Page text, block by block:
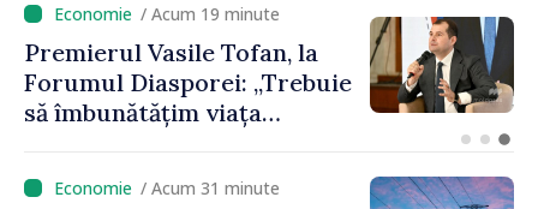
/ Acum 2 minute
Un specialist din diaspora își
propune să revină în
Republica Moldova pentru a
/ Acum 31 minute